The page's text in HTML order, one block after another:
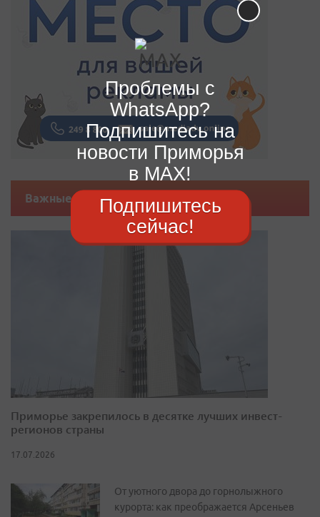
Важные новости
Приморье закрепилось в десятке лучших инвест-
регионов страны
17.07.2026
От уютного двора до горнолыжного
курорта: как преображается Арсеньев
Проблемы с
WhatsApp?
Подпишитесь на
новости Приморья
в MAX!
Подпишитесь
сейчас!